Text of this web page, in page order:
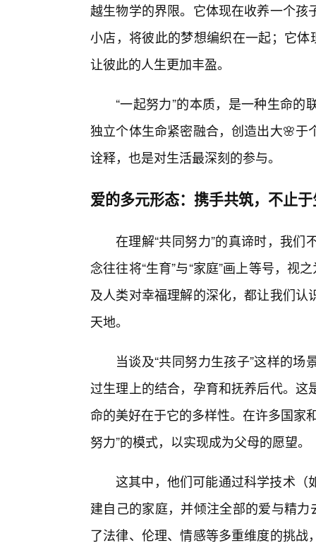
越生物学的界限。它体现在收养一个
小店，将彼此的梦想编织在一起；它
让彼此的人生更加丰盈。
“一起努力”的本质，是一种生命
独立个体生命紧密融合，创造出大🌸
诠释，也是对生活最深刻的参与。
爱的多元形态：携手共筑，不止
在理解“共同努力”的真谛时，我
念往往将“生育”与“家庭”画上等号，视
及人类对幸福理解的深化，都让我们
天地。
当谈及“共同努力生孩子”这样的
过生理上的结合，孕育和抚养后代。
命的美好在于它的多样性。在许多国家
努力”的模式，以实现成为父母的愿望。
这其中，他们可能通过科学技术（
建自己的家庭，并倾注全部的爱与精
了法律、伦理、情感等多重维度的挑